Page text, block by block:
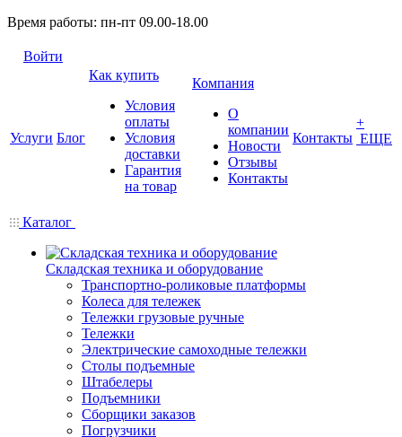
Время работы: пн-пт 09.00-18.00
Войти
Услуги Блог
Как купить
Условия
оплаты
Условия
доставки
Гарантия
на товар
Компания
О
компании
Новости
Отзывы
Контакты
Контакты
+
ЕЩЕ
Каталог
Складская техника и оборудование
Транспортно-роликовые платформы
Колеса для тележек
Тележки грузовые ручные
Тележки
Электрические самоходные тележки
Столы подъемные
Штабелеры
Подъемники
Сборщики заказов
Погрузчики